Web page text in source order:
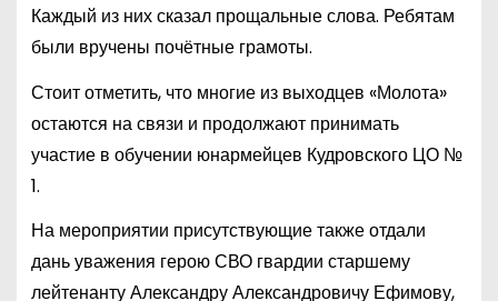
Каждый из них сказал прощальные слова. Ребятам
были вручены почётные грамоты.
Стоит отметить, что многие из выходцев «Молота»
остаются на связи и продолжают принимать
участие в обучении юнармейцев Кудровского ЦО №
1.
На мероприятии присутствующие также отдали
дань уважения герою СВО гвардии старшему
лейтенанту Александру Александровичу Ефимову,